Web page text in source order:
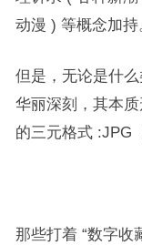
动漫 ) 等概念加持
但是，无论是什
华丽深刻，其本
的三元格式 :JPG
那些打着 “数字收